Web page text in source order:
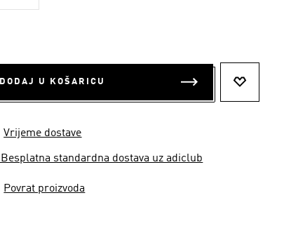
DODAJ U KOŠARICU
Vrijeme dostave
Besplatna standardna dostava uz adiclub
Povrat proizvoda